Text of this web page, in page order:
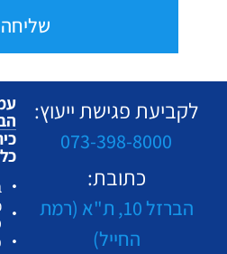
שליחה
לקביעת פגישת ייעוץ:
073-398-8000
כתובת:
הברזל 10, ת"א (רמת
החייל)